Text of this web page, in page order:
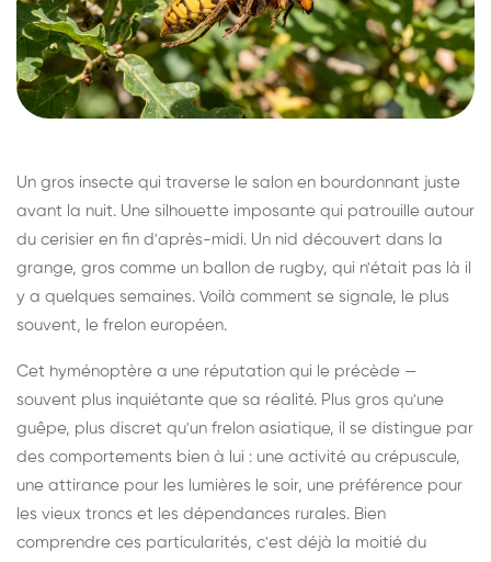
Un gros insecte qui traverse le salon en bourdonnant juste
avant la nuit. Une silhouette imposante qui patrouille autour
du cerisier en fin d'après-midi. Un nid découvert dans la
grange, gros comme un ballon de rugby, qui n'était pas là il
y a quelques semaines. Voilà comment se signale, le plus
souvent, le frelon européen.
Cet hyménoptère a une réputation qui le précède —
souvent plus inquiétante que sa réalité. Plus gros qu'une
guêpe, plus discret qu'un frelon asiatique, il se distingue par
des comportements bien à lui : une activité au crépuscule,
une attirance pour les lumières le soir, une préférence pour
les vieux troncs et les dépendances rurales. Bien
comprendre ces particularités, c'est déjà la moitié du